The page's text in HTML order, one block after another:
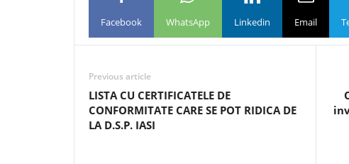
Facebook WhatsApp Linkedin Email
Previous article
LISTA CU CERTIFICATELE DE
CONFORMITATE CARE SE POT RIDICA DE
LA D.S.P. IASI